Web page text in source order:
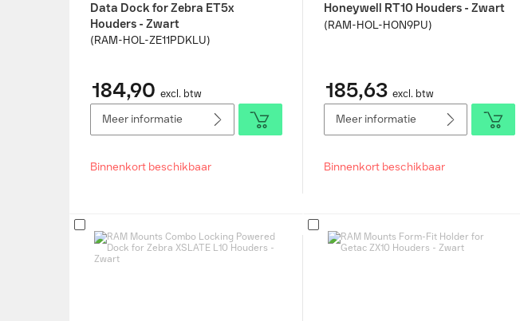
Data Dock for Zebra ET5x
Houders - Zwart
(RAM-HOL-ZE11PDKLU)
184,90 excl. btw
Meer informatie
Binnenkort beschikbaar
Honeywell RT10 Houders - Zwart
(RAM-HOL-HON9PU)
185,63 excl. btw
Meer informatie
Binnenkort beschikbaar